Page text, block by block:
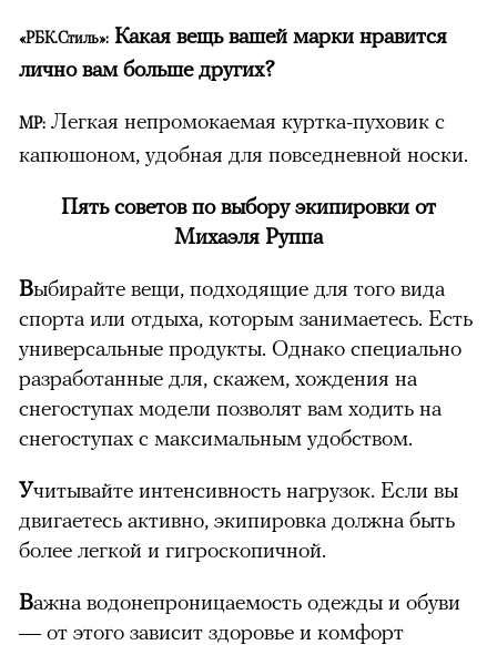
«РБК.Стиль»: Какая вещь вашей марки нравится
лично вам больше других?
МР: Легкая непромокаемая куртка-пуховик с
капюшоном, удобная для повседневной носки.
Пять советов по выбору экипировки от
Михаэля Руппа
Выбирайте вещи, подходящие для того вида
спорта или отдыха, которым занимаетесь. Есть
универсальные продукты. Однако специально
разработанные для, скажем, хождения на
снегоступах модели позволят вам ходить на
снегоступах с максимальным удобством.
Учитывайте интенсивность нагрузок. Если вы
двигаетесь активно, экипировка должна быть
более легкой и гигроскопичной.
Важна водонепроницаемость одежды и обуви
— от этого зависит здоровье и комфорт